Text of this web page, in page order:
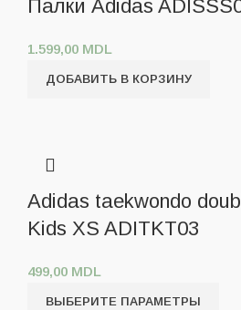
Палки Adidas
1.599,00 MDL
ДОБАВИТЬ В КОРЗИНУ
Adidas taekwondo
Kids XS ADITKT03
499,00 MDL
ВЫБЕРИТЕ ПАРАМЕТРЫ